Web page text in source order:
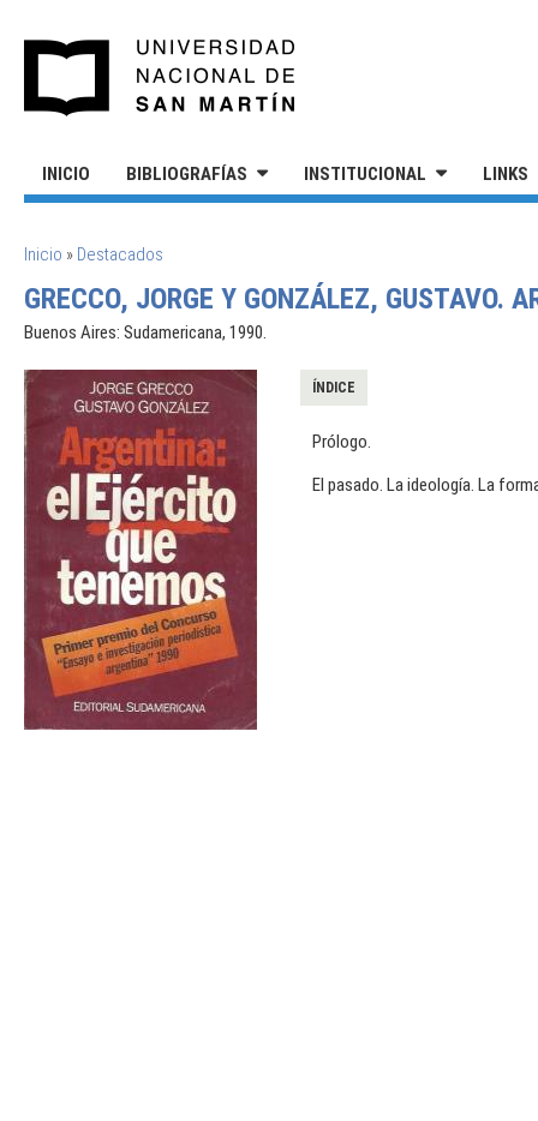
INICIO BIBLIOGRAFÍAS INSTITUCIONAL LINKS
SE ENCUENTRA USTED AQUÍ
Inicio » Destacados
GRECCO, JORGE Y GONZÁLEZ, GUSTAVO.
Buenos Aires: Sudamericana, 1990.
ÍNDICE
Prólogo.
El pasado. La ideología. La